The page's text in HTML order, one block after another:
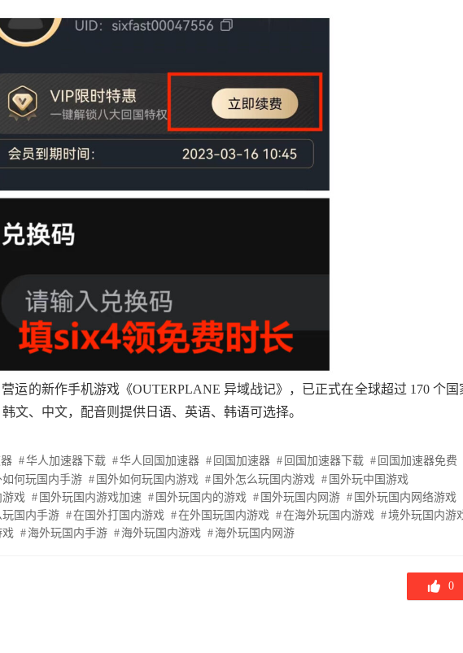
营运的新作手机游戏《OUTERPLANE 异域战记》，已正式在全球超过 170 个国
文、中文，配音则提供日语、英语、韩语可选择。
华人加速器下载 华人回国加速器 回国加速器 回国加速器下载
回国加速器免费
如何玩国内手游 国外如何玩国内游戏 国外怎么玩国内游戏
国外玩中国游戏
游戏 国外玩国内游戏加速 国外玩国内的游戏 国外玩国内网游
国外玩国内网络游戏
国内手游 在国外打国内游戏 在外国玩国内游戏 在海外玩国内游戏
境外玩国内游
戏 海外玩国内手游 海外玩国内游戏 海外玩国内网游
0